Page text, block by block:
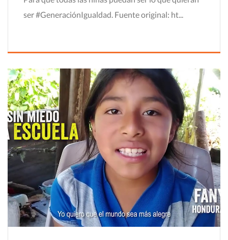
ser #GeneraciónIgualdad. Fuente original: ht...